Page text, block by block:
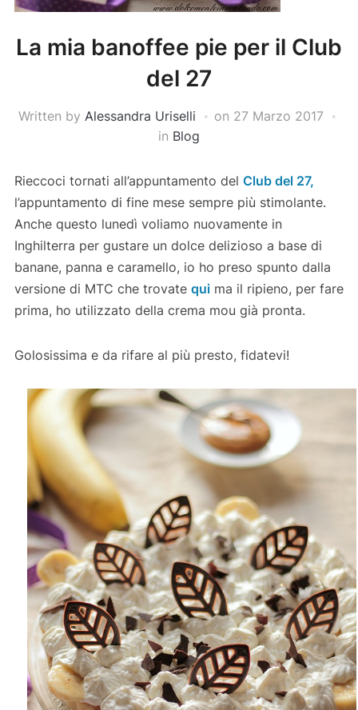
La mia banoffee pie per il Club
del 27
Written by Alessandra Uriselli on 27 Marzo 2017
in Blog
Rieccoci tornati all’appuntamento del Club del 27,
l’appuntamento di fine mese sempre più stimolante.
Anche questo lunedì voliamo nuovamente in
Inghilterra per gustare un dolce delizioso a base di
banane, panna e caramello, io ho preso spunto dalla
versione di MTC che trovate quima il ripieno, per fare
prima, ho utilizzato della crema mou già pronta.
Golosissima e da rifare al più presto, fidatevi!